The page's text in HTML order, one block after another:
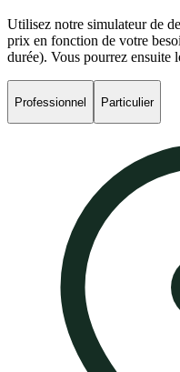
Utilisez notre simulateur de
prix en fonction de votre
durée). Vous pourrez ensuite
Professionnel Particulier